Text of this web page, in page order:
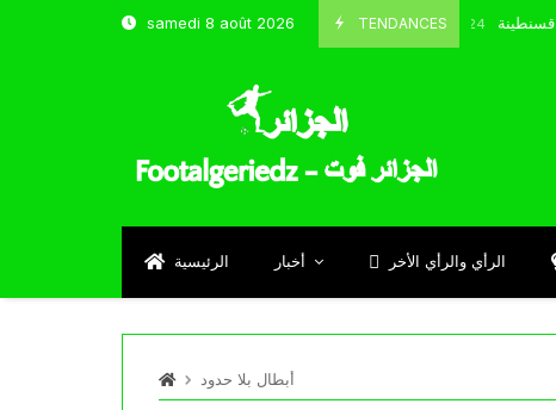
samedi 8 août 2026 TENDANCES
Octobre 8, 2024 و شباب قسنطينة
الرئيسية أخبار الرأي والرأي الأخر
أبطال بلا حدود